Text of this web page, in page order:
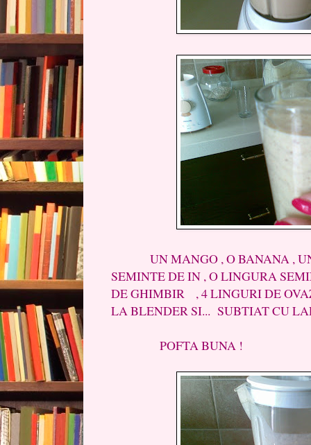
UN MANGO , O BANANA , UN
SEMINTE DE IN , O LINGURA
DE GHIMBIR , 4 LINGURI DE
LA BLENDER SI... SUBTIAT CU
POFTA BUNA !